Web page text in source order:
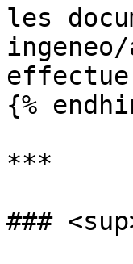
les
{%
***
###